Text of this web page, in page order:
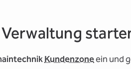
Kundenzoneein und